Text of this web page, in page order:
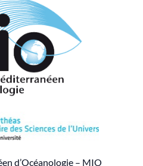
d’Océanologie – MIO